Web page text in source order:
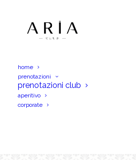
home
prenotazioni
prenotazioni club
aperitivo
corporate
prenotazioni